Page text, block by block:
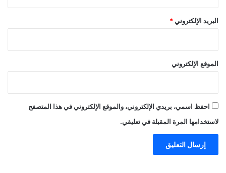
البريد الإلكتروني *
الموقع الإلكتروني
احفظ اسمي، بريدي الإلكتروني، والموقع الإلكتروني في هذا المتصفح
لاستخدامها المرة المقبلة في تعليقي.